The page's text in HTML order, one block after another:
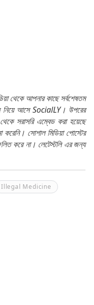
থেকে আপনার কাছে সর্বশেষতম
নিয়ে আসে SocialLY। উপরের
থেকে সরাসরি এম্বেড করা হয়েছে
করেনি। সোশাল মিডিয়া পোস্টের
করে না। লেটেস্টলি এর জন্য
Illegal Medicine